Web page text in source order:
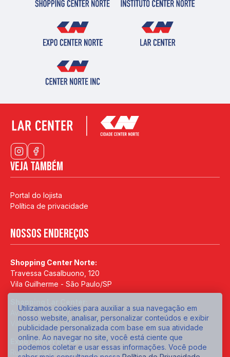
Veja também
Portal do lojista
Política de privacidade
Nossos endereços
Shopping Center Norte:
Travessa Casalbuono, 120
Vila Guilherme - São Paulo/SP
Av. Otto Baumgart, 500
Vila Guilherme - São Paulo/SP
Expo Center Norte:
Rua José Bernardo Pinto, 333
Utilizamos cookies para auxiliar a sua navegação em
nosso website, analisar, personalizar conteúdos e exibir
publicidade personalizada com base em sua atividade
online. Ao navegar no site, você está ciente que
podemos coletar e usar essas informações. Você pode